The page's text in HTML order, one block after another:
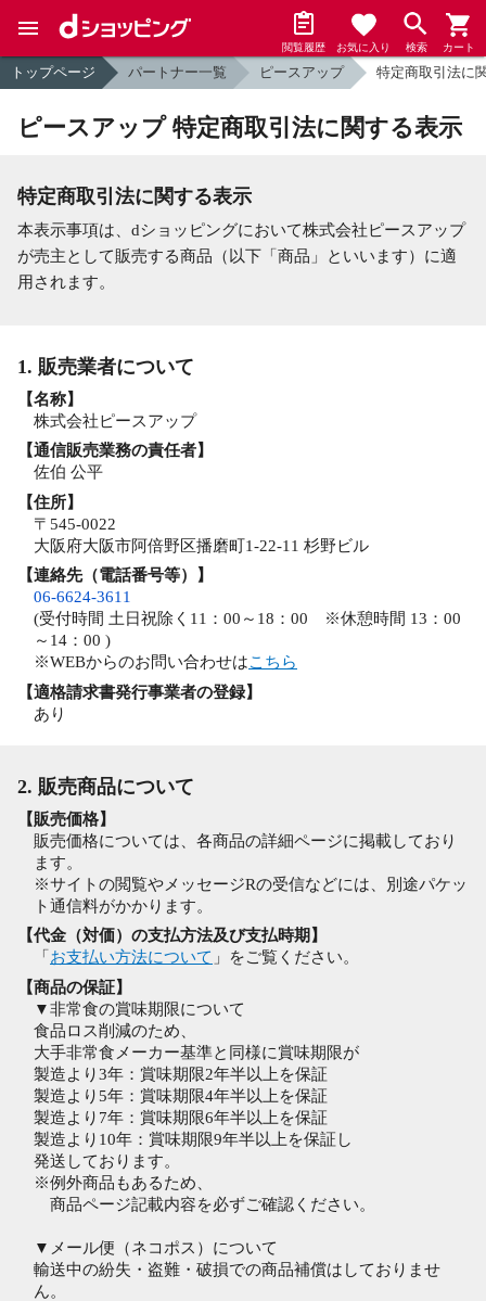
閲覧履歴 お気に入り 検索 カート
トップページ パートナー一覧 ピースアップ 特定商取引法に
ピースアップ 特定商取引法に関する表示
特定商取引法に関する表示
本表示事項は、dショッピングにおいて株式会社ピースアップ
が売主として販売する商品（以下「商品」といいます）に適
用されます。
1. 販売業者について
【名称】
株式会社ピースアップ
【通信販売業務の責任者】
佐伯 公平
【住所】
〒545-0022
大阪府大阪市阿倍野区播磨町1-22-11 杉野ビル
【連絡先（電話番号等）】
06-6624-3611
(受付時間 土日祝除く11：00～18：00 ※休憩時間 13：00
～14：00 )
※WEBからのお問い合わせはこちら
【適格請求書発行事業者の登録】
あり
2. 販売商品について
【販売価格】
販売価格については、各商品の詳細ページに掲載しており
ます。
※サイトの閲覧やメッセージRの受信などには、別途パケッ
ト通信料がかかります。
【代金（対価）の支払方法及び支払時期】
「 お支払い方法について 」をご覧ください。
【商品の保証】
▼非常食の賞味期限について
食品ロス削減のため、
大手非常食メーカー基準と同様に賞味期限が
製造より3年：賞味期限2年半以上を保証
製造より5年：賞味期限4年半以上を保証
製造より7年：賞味期限6年半以上を保証
製造より10年：賞味期限9年半以上を保証し
発送しております。
※例外商品もあるため、
商品ページ記載内容を必ずご確認ください。
▼メール便（ネコポス）について
輸送中の紛失・盗難・破損での商品補償はしておりませ
ん。